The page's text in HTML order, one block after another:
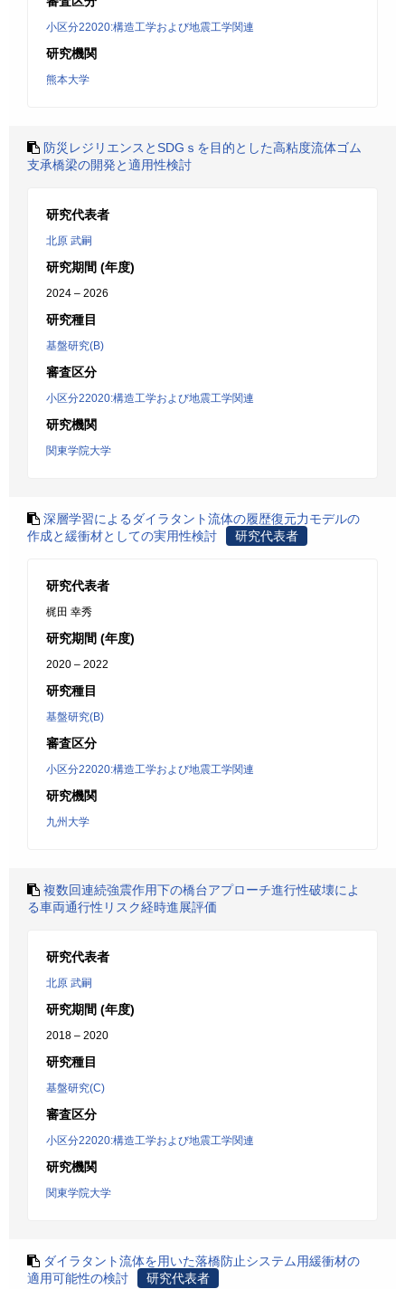
小区分22020:構造工学および地震工学関連
研究機関
熊本大学
防災レジリエンスとSDGｓを目的とした高粘度流体ゴム
支承橋梁の開発と適用性検討
研究代表者
北原 武嗣
研究期間 (年度)
2024 – 2026
研究種目
基盤研究(B)
審査区分
小区分22020:構造工学および地震工学関連
研究機関
関東学院大学
深層学習によるダイラタント流体の履歴復元力モデルの
作成と緩衝材としての実用性検討
研究代表者
研究代表者
梶田 幸秀
研究期間 (年度)
2020 – 2022
研究種目
基盤研究(B)
審査区分
小区分22020:構造工学および地震工学関連
研究機関
九州大学
複数回連続強震作用下の橋台アプローチ進行性破壊によ
る車両通行性リスク経時進展評価
研究代表者
北原 武嗣
研究期間 (年度)
2018 – 2020
研究種目
基盤研究(C)
審査区分
小区分22020:構造工学および地震工学関連
研究機関
関東学院大学
ダイラタント流体を用いた落橋防止システム用緩衝材の
適用可能性の検討
研究代表者